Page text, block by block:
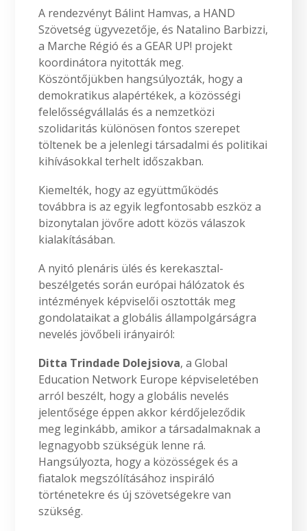
A rendezvényt Bálint Hamvas, a HAND
Szövetség ügyvezetője, és Natalino Barbizzi,
a Marche Régió és a GEAR UP! projekt
koordinátora nyitották meg.
Köszöntőjükben hangsúlyozták, hogy a
demokratikus alapértékek, a közösségi
felelősségvállalás és a nemzetközi
szolidaritás különösen fontos szerepet
töltenek be a jelenlegi társadalmi és politikai
kihívásokkal terhelt időszakban.
Kiemelték, hogy az együttműködés
továbbra is az egyik legfontosabb eszköz a
bizonytalan jövőre adott közös válaszok
kialakításában.
A nyitó plenáris ülés és kerekasztal-
beszélgetés során európai hálózatok és
intézmények képviselői osztották meg
gondolataikat a globális állampolgárságra
nevelés jövőbeli irányairól:
Ditta Trindade Dolejsiova, a Global
Education Network Europe képviseletében
arról beszélt, hogy a globális nevelés
jelentősége éppen akkor kérdőjeleződik
meg leginkább, amikor a társadalmaknak a
legnagyobb szükségük lenne rá.
Hangsúlyozta, hogy a közösségek és a
fiatalok megszólításához inspiráló
történetekre és új szövetségekre van
szükség.